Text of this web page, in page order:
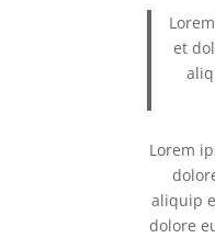
et
Lorem
aliquip
dolore